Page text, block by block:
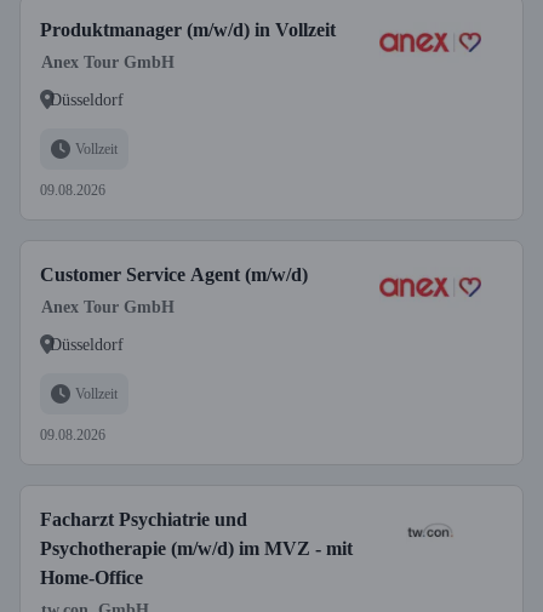
Produktmanager (m/w/d) in Vollzeit
Anex Tour GmbH
Düsseldorf
Vollzeit
09.08.2026
Customer Service Agent (m/w/d)
Anex Tour GmbH
Düsseldorf
Vollzeit
09.08.2026
Facharzt Psychiatrie und
Psychotherapie (m/w/d) im MVZ - mit
Home-Office